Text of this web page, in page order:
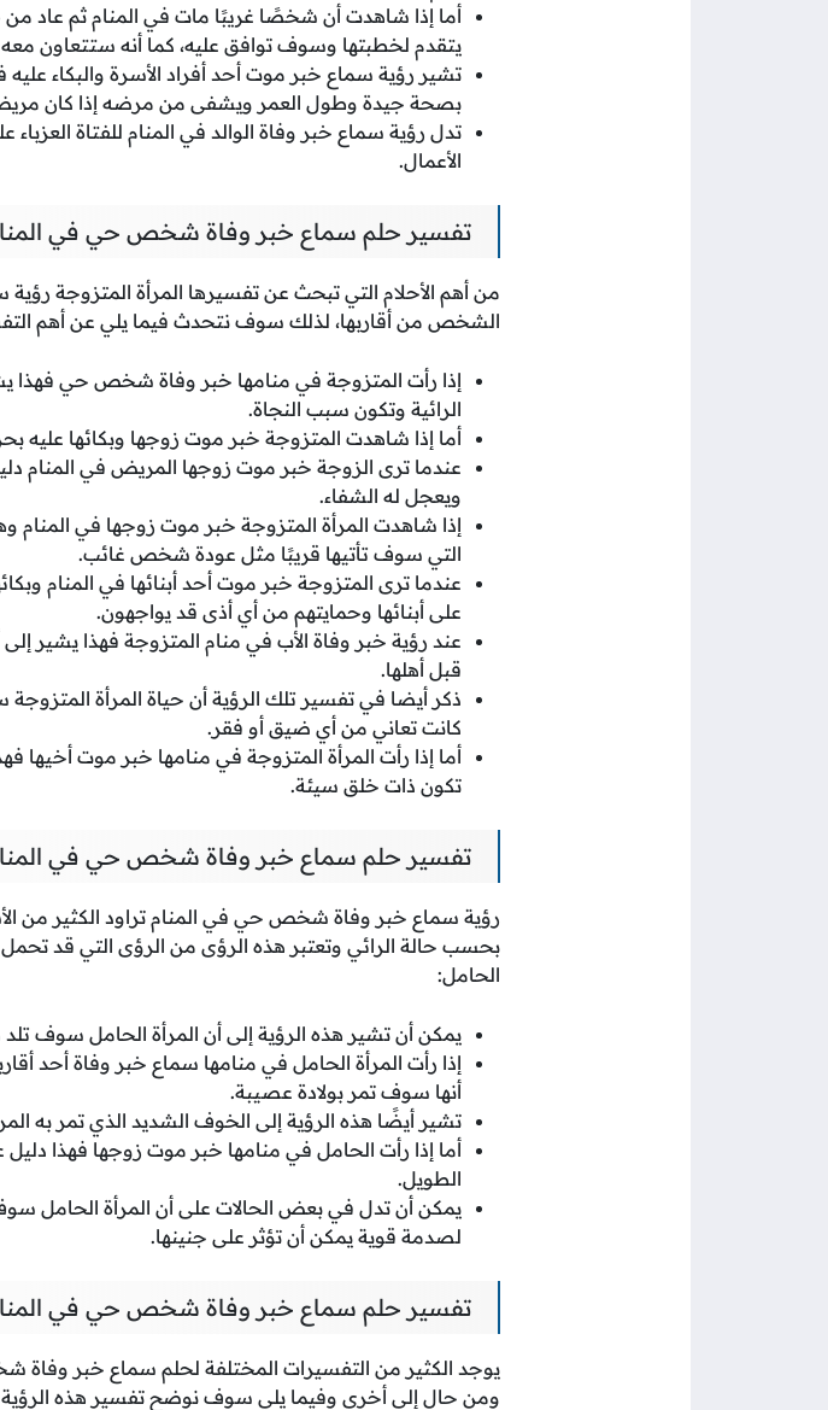
أما إذا شاهدت أن شخصًا غريبًا مات في المنام ثم عاد
يتقدم لخطبتها وسوف توافق عليه، كما أنه ستتعاون
تشير رؤية سماع خبر موت أحد أفراد الأسرة والبكاء
بصحة جيدة وطول العمر ويشفى من مرضه إذا كان
تدل رؤية سماع خبر وفاة الوالد في المنام للفتاة
الأعمال.
تفسير حلم سماع خبر وفاة شخص حي في
من أهم الأحلام التي تبحث عن تفسيرها المرأة المتزوجة
الشخص من أقاربها، لذلك سوف نتحدث فيما يلي عن أهم
إذا رأت المتزوجة في منامها خبر وفاة شخص حي فهذا
الرائية وتكون سبب النجاة.
أما إذا شاهدت المتزوجة خبر موت زوجها وبكائها عليه
عندما ترى الزوجة خبر موت زوجها المريض في المنام
ويعجل له الشفاء.
إذا شاهدت المرأة المتزوجة خبر موت زوجها في المنام
التي سوف تأتيها قريبًا مثل عودة شخص غائب.
عندما ترى المتزوجة خبر موت أحد أبنائها في المنام
على أبنائها وحمايتهم من أي أذى قد يواجهون.
عند رؤية خبر وفاة الأب في منام المتزوجة فهذا يشير
قبل أهلها.
ذكر أيضا في تفسير تلك الرؤية أن حياة المرأة
كانت تعاني من أي ضيق أو فقر.
أما إذا رأت المرأة المتزوجة في منامها خبر موت أخيها
تكون ذات خلق سيئة.
تفسير حلم سماع خبر وفاة شخص حي في
رؤية سماع خبر وفاة شخص حي في المنام تراود الكثير من
بحسب حالة الرائي وتعتبر هذه الرؤى من الرؤى التي قد
الحامل:
يمكن أن تشير هذه الرؤية إلى أن المرأة الحامل سوف
إذا رأت المرأة الحامل في منامها سماع خبر وفاة أحد
أنها سوف تمر بولادة عصيبة.
تشير أيضًا هذه الرؤية إلى الخوف الشديد الذي تمر به
أما إذا رأت الحامل في منامها خبر موت زوجها فهذا
الطويل.
يمكن أن تدل في بعض الحالات على أن المرأة الحامل
لصدمة قوية يمكن أن تؤثر على جنينها.
تفسير حلم سماع خبر وفاة شخص حي في
يوجد الكثير من التفسيرات المختلفة لحلم سماع خبر
ومن حال إلى أخرى وفيما يلي سوف نوضح تفسير هذه الرؤية